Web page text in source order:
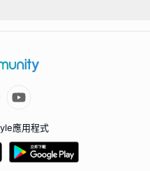
應用程式